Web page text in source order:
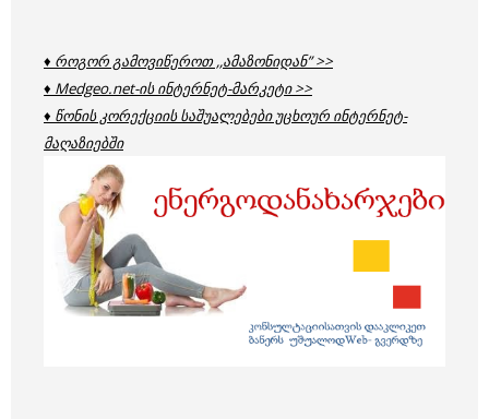
♦ როგორ გამოვიწეროთ ,,ამაზონიდან” >>
♦ Medgeo.net-ის ინტერნეტ-მარკეტი >>
♦ წონის კორექციის საშუალებები უცხოურ ინტერნეტ-
მაღაზიებში